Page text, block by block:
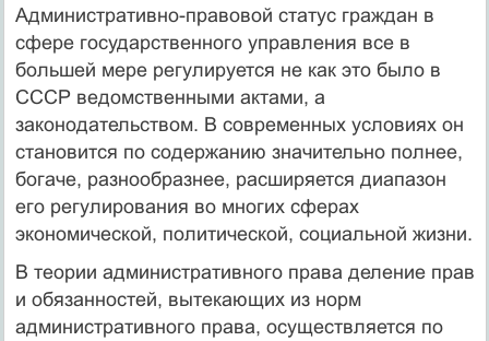
Административно-правовой статус граждан в
сфере государственного управления все в
большей мере регулируется не как это было в
СССР ведомственными актами, а
законодательством. В современных условиях он
становится по содержанию значительно полнее,
богаче, разнообразнее, расширяется диапазон
его регулирования во многих сферах
экономической, политической, социальной жизни.
В теории административного права деление прав
и обязанностей, вытекающих из норм
административного права, осуществляется по